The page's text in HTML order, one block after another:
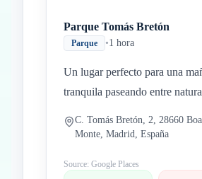
Parque Tomás Bretón
Parque •1 hora
Un lugar perfecto para una
tranquila paseando entre
C. Tomás Bretón, 2, 28660
Monte, Madrid, España
Source: Google Places